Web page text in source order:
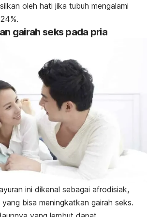
oleh hati jika tubuh mengalami
gairah seks pada pria
ini dikenal sebagai afrodisiak,
bisa meningkatkan gairah seks.